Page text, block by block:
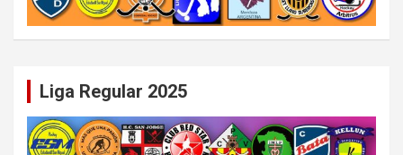
Liga Regular 2025